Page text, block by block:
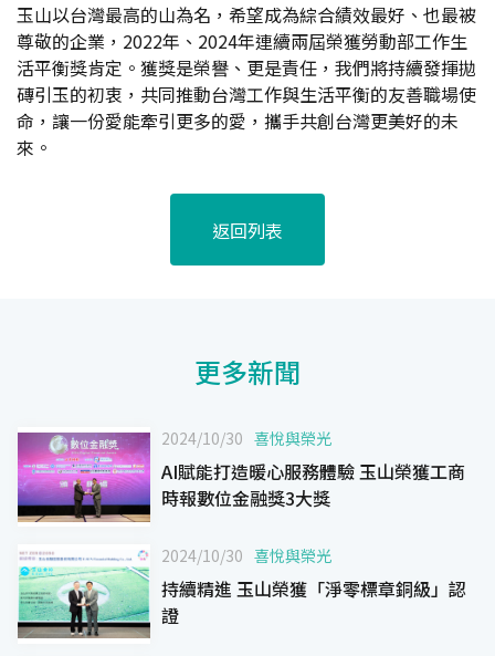
玉山以台灣最高的山為名，希望成為綜合績效最好、也最被
尊敬的企業，2022年、2024年連續兩屆榮獲勞動部工作生
活平衡獎肯定。獲獎是榮譽、更是責任，我們將持續發揮拋
磚引玉的初衷，共同推動台灣工作與生活平衡的友善職場使
命，讓一份愛能牽引更多的愛，攜手共創台灣更美好的未
來。
返回列表
更多新聞
2024/10/30 喜悅與榮光
AI賦能打造暖心服務體驗 玉山榮獲工商
時報數位金融獎3大獎
2024/10/30 喜悅與榮光
持續精進 玉山榮獲「淨零標章銅級」認
證